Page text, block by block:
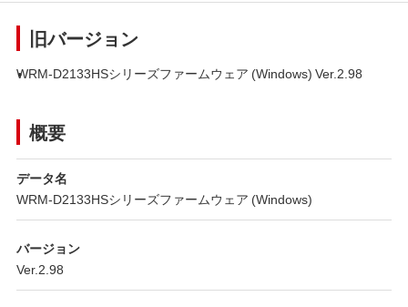
旧バージョン
WRM-D2133HSシリーズファームウェア (Windows) Ver.2.98
概要
データ名
WRM-D2133HSシリーズファームウェア (Windows)
バージョン
Ver.2.98